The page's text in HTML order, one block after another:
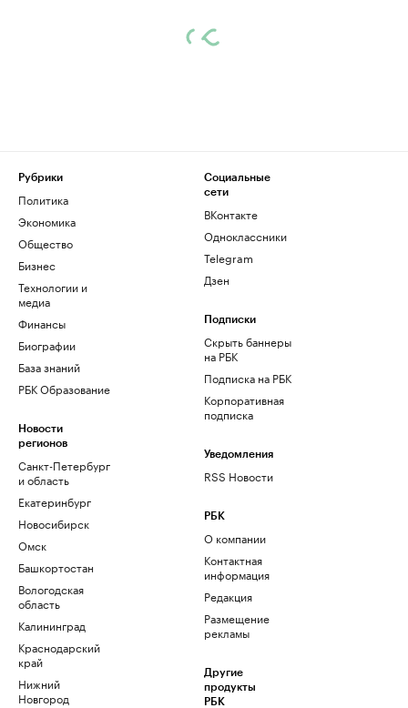
Рубрики
Политика
Экономика
Общество
Бизнес
Технологии и
медиа
Финансы
Биографии
База знаний
РБК Образование
Новости
регионов
Санкт-Петербург
и область
Екатеринбург
Новосибирск
Омск
Башкортостан
Вологодская
область
Калининград
Краснодарский
край
Нижний
Новгород
Социальные
сети
ВКонтакте
Одноклассники
Telegram
Дзен
Подписки
Скрыть баннеры
на РБК
Подписка на РБК
Корпоративная
подписка
Уведомления
RSS Новости
РБК
О компании
Контактная
информация
Редакция
Размещение
рекламы
Другие
продукты
РБК